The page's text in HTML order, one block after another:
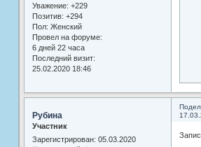
Уважение: +229
Позитив: +294
Пол: Женский
Провел на форуме:
6 дней 22 часа
Последний визит:
25.02.2020 18:46
Рубина
Участник
Зарегистрирован: 05.03.2020